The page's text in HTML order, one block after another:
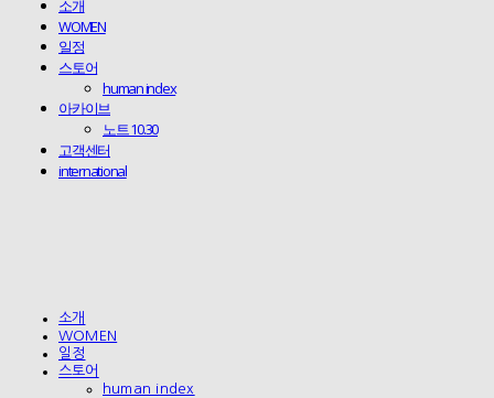
소개
WOMEN
일정
스토어
human index
아카이브
노트 10.30
고객센터
international
소개
WOMEN
일정
스토어
human index